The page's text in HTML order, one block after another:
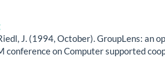
J. (1994, October). GroupLens:
on Computer supported